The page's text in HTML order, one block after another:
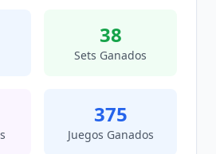
38
Sets Ganados
375
Juegos Ganados